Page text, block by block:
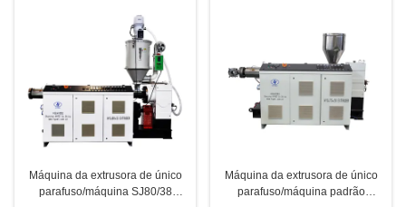
Máquina da extrusora de único
parafuso/máquina SJ80/38
Máquina da extrusora de único
parafuso/máquina padrão